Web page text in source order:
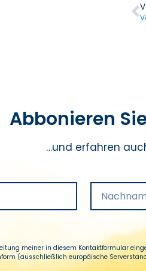
Abbonieren
…und erfahren
meiner in diesem Kontaktformular
(ausschließlich europäische